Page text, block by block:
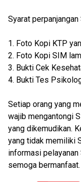
Syarat
1. Foto Kopi KTP
2. Foto Kopi SIM
3. Bukti Cek
4. Bukti Tes
Setiap orang yang
wajib mengantongi
yang dikemudikan.
yang tidak memiliki
informasi
semoga bermanfaat.